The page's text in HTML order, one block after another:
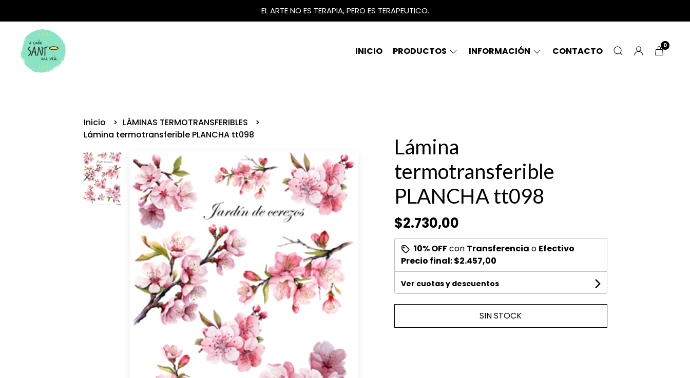
EL ARTE NO ES TERAPIA, PERO ES TERAPEUTICO.
INICIO PRODUCTOS INFORMACIÓN CONTACTO 0
Inicio
LÁMINAS TERMOTRANSFERIBLES
Lámina termotransferible PLANCHA tt098
Lámina
termotransferible
PLANCHA tt098
$2.730,00
10% OFFcon Transferencia o Efectivo
Precio final:$2.457,00
Ver cuotas y descuentos
SIN STOCK